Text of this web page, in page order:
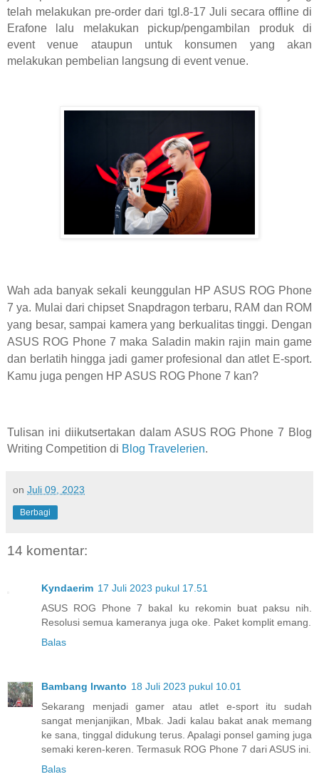
telah melakukan pre-order dari tgl.8-17 Juli secara offline di
Erafone lalu melakukan pickup/pengambilan produk di
event venue ataupun untuk konsumen yang akan
melakukan pembelian langsung di event venue.
Wah ada banyak sekali keunggulan HP ASUS ROG Phone
7 ya. Mulai dari chipset Snapdragon terbaru, RAM dan ROM
yang besar, sampai kamera yang berkualitas tinggi. Dengan
ASUS ROG Phone 7 maka Saladin makin rajin main game
dan berlatih hingga jadi gamer profesional dan atlet E-sport.
Kamu juga pengen HP ASUS ROG Phone 7 kan?
Tulisan ini diikutsertakan dalam ASUS ROG Phone 7 Blog
Writing Competition di Blog Travelerien.
on Juli 09, 2023
Berbagi
14 komentar:
Kyndaerim 17 Juli 2023 pukul 17.51
ASUS ROG Phone 7 bakal ku rekomin buat paksu nih.
Resolusi semua kameranya juga oke. Paket komplit emang.
Balas
Bambang Irwanto 18 Juli 2023 pukul 10.01
Sekarang menjadi gamer atau atlet e-sport itu sudah
sangat menjanjikan, Mbak. Jadi kalau bakat anak memang
ke sana, tinggal didukung terus. Apalagi ponsel gaming juga
semaki keren-keren. Termasuk ROG Phone 7 dari ASUS ini.
Balas